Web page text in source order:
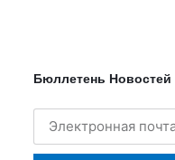
Бюллетень Новостей